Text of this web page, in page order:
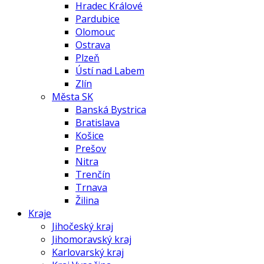
Hradec Králové
Pardubice
Olomouc
Ostrava
Plzeň
Ústí nad Labem
Zlín
Města SK
Banská Bystrica
Bratislava
Košice
Prešov
Nitra
Trenčín
Trnava
Žilina
Kraje
Jihočeský kraj
Jihomoravský kraj
Karlovarský kraj